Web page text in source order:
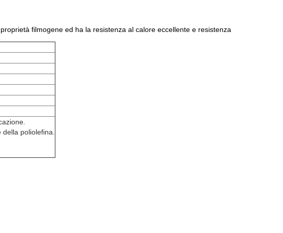
filmogene ed ha la resistenza al calore eccellente e resistenza
poliolefina.